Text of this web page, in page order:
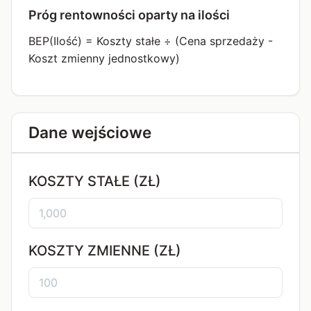
Próg rentowności oparty na ilości
BEP(Ilość) = Koszty stałe ÷ (Cena sprzedaży -
Koszt zmienny jednostkowy)
Dane wejściowe
KOSZTY STAŁE (ZŁ)
KOSZTY ZMIENNE (ZŁ)